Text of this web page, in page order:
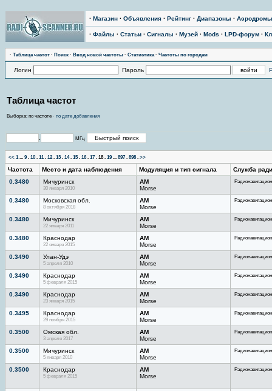
· Магазин · Объявления · Рейтинг · Диапазоны · Аэродромы
· Файлы · Статьи · Сигналы · Музей · Mods · LPD-форум ·
· Тaблицa чaстoт · Поиск · Ввод новой частоты · Статистика· Частоты по городам
Логин Пароль
Таблица частот
Выборка: по частоте · по дате добавления
МГц
<< 1... 9. 10 . 11. 12. 13 . 14. 15. 16. 17 . 18. 19... 897 . 898. >>
Частота Место и дата наблюдения Модуляция и тип сигнала
Служба
0.3480
Мичуринск
30 января 2010
AM
Morse
0.3480 Московская обл.
8 октября 2018
AM
Morse
0.3480 Мичуринск
22 января 2011
AM
Morse
0.3480 Краснодар
22 января 2015
AM
Morse
0.3490 Улан-Удэ
5 апреля 2010
AM
Morse
0.3490 Краснодар
5 февраля 2015
AM
Morse
0.3490 Краснодар
23 января 2015
AM
Morse
0.3495 Краснодар
29 ноября 2015
AM
Morse
0.3500 Омская обл.
3 апреля 2017
AM
Morse
0.3500 Мичуринск
5 января 2010
AM
Morse
0.3500 Краснодар
5 февраля 2015
AM
Morse